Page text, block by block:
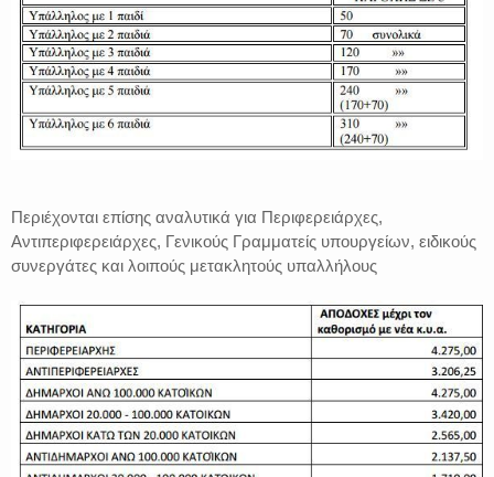
Περιέχονται επίσης αναλυτικά για Περιφερειάρχες,
Αντιπεριφερειάρχες, Γενικούς Γραμματείς υπουργείων, ειδικούς
συνεργάτες και λοιπούς μετακλητούς υπαλλήλους